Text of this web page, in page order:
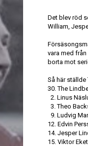
Det blev röd
William,
vara med
borta mot
Så här ställde
30. The
2. Linus
3. Theo
9. Ludvig
12. Edvin
14. Jesper
15. Viktor